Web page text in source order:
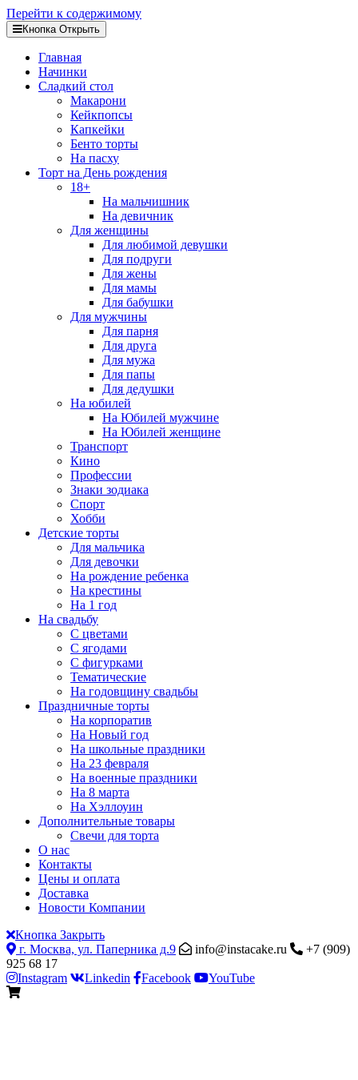
Перейти к содержимому
Кнопка Открыть
Главная
Начинки
Сладкий стол
Макарони
Кейкпопсы
Капкейки
Бенто торты
На пасху
Торт на День рождения
18+
На мальчишник
На девичник
Для женщины
Для любимой девушки
Для подруги
Для жены
Для мамы
Для бабушки
Для мужчины
Для парня
Для друга
Для мужа
Для папы
Для дедушки
На юбилей
На Юбилей мужчине
На Юбилей женщине
Транспорт
Кино
Профессии
Знаки зодиака
Спорт
Хобби
Детские торты
Для мальчика
Для девочки
На рождение ребенка
На крестины
На 1 год
На свадьбу
С цветами
С ягодами
С фигурками
Тематические
На годовщину свадьбы
Праздничные торты
На корпоратив
На Новый год
На школьные праздники
На 23 февраля
На военные праздники
На 8 марта
На Хэллоуин
Дополнительные товары
Свечи для торта
О нас
Контакты
Цены и оплата
Доставка
Новости Компании
Кнопка Закрыть
г. Москва, ул. Паперника д.9
info@instacake.ru
+7 (909)
925 68 17
Instagram
Linkedin Facebook YouTube